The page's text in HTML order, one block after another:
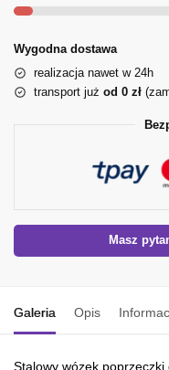
Wygodna dostawa
realizacja nawet w 24h
transport już od 0 zł
Masz
Galeria Opis
Stalowy wózek